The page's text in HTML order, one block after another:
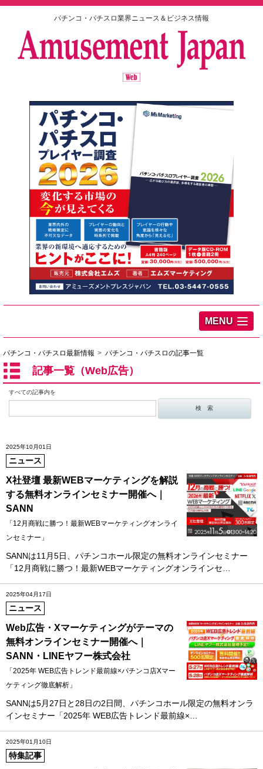
パチンコ・パチスロ業界ニュース＆ビジネス情報
MENU
パチンコ・パチスロ最新情報 パチンコ・パチスロの記事一覧
記事一覧（Web広告）
すべての記事内を
2025年10月01日
ニュース
X社登壇 最新WEBマーケティングを解説
する無料オンラインセミナー開催へ｜
SANN
「12月商戦に勝つ！最新WEBマーケティングオンライ
ンセミナー」
SANNは11月5日、パチンコホール限定の無料オンラインセミナー
「12月商戦に勝つ！最新WEBマーケティングオンラインセ…
2025年04月17日
ニュース
Web広告・Xマーケティングがテーマの
無料オンラインセミナー開催へ｜
SANN・LINEヤフー株式会社
「2025年 WEB広告トレンド最前線×パチンコ店Xマー
ケティング徹底解析」
SANNは5月27日と28日の2日間、パチンコホール限定の無料オンラ
インセミナー「2025年 WEB広告トレンド最前線×…
2025年01月10日
特集記事